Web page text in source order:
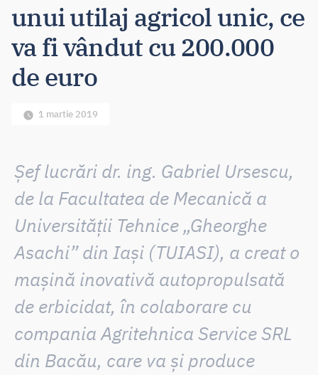
unui utilaj agricol unic, ce
va fi vândut cu 200.000
de euro
1 martie 2019
Șef lucrări dr. ing. Gabriel Ursescu,
de la Facultatea de Mecanică a
Universității Tehnice „Gheorghe
Asachi” din Iași (TUIASI), a creat o
mașină inovativă autopropulsată
de erbicidat, în colaborare cu
companiaAgritehnica Service SRL
din Bacău, care va și produce